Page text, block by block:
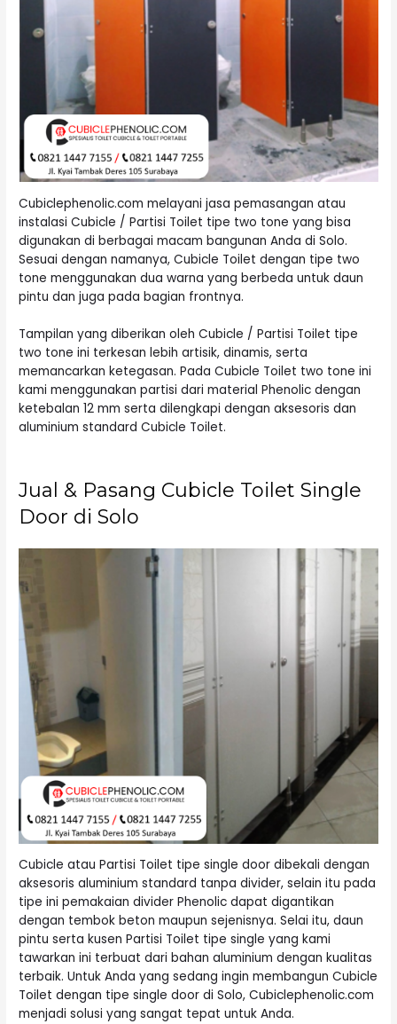
Cubiclephenolic.com melayani jasa pemasangan atau
instalasi Cubicle / Partisi Toilet tipe two tone yang bisa
digunakan di berbagai macam bangunan Anda di Solo.
Sesuai dengan namanya, Cubicle Toilet dengan tipe two
tone menggunakan dua warna yang berbeda untuk daun
pintu dan juga pada bagian frontnya.
Tampilan yang diberikan oleh Cubicle / Partisi Toilet tipe
two tone ini terkesan lebih artisik, dinamis, serta
memancarkan ketegasan. Pada Cubicle Toilet two tone ini
kami menggunakan partisi dari material Phenolic dengan
ketebalan 12 mm serta dilengkapi dengan aksesoris dan
aluminium standard Cubicle Toilet.
Jual & Pasang Cubicle Toilet Single
Door di Solo
Cubicle atau Partisi Toilet tipe single door dibekali dengan
aksesoris aluminium standard tanpa divider, selain itu pada
tipe ini pemakaian divider Phenolic dapat digantikan
dengan tembok beton maupun sejenisnya. Selai itu, daun
pintu serta kusen Partisi Toilet tipe single yang kami
tawarkan ini terbuat dari bahan aluminium dengan kualitas
terbaik. Untuk Anda yang sedang ingin membangun Cubicle
Toilet dengan tipe single door di Solo, Cubiclephenolic.com
menjadi solusi yang sangat tepat untuk Anda.